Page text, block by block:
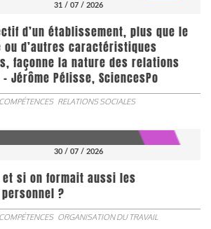
31 / 07 / 2026
d’un établissement, plus que le
d’autres caractéristiques
façonne la nature des relations
Jérôme Pélisse, SciencesPo
RELATIONS SOCIALES
30 / 07 / 2026
si on formait aussi les
?
ORGANISATION DU TRAVAIL